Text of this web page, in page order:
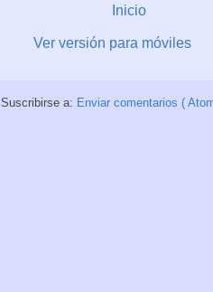
Inicio
Ver versión para móviles
Suscribirse a: Enviar comentarios (